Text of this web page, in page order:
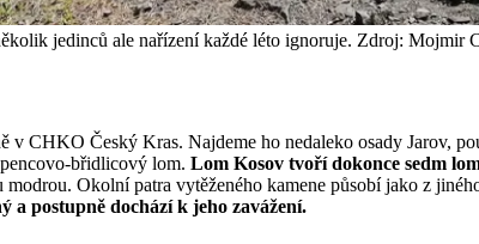
jedinců ale nařízení každé léto ignoruje. Zdroj: Mojmir
v CHKO Český Kras. Najdeme ho nedaleko osady Jarov,
břidlicový lom. Lom Kosov tvoří dokonce sedm
Okolní patra vytěženého kamene působí jako z
a postupně dochází k jeho zavážení.